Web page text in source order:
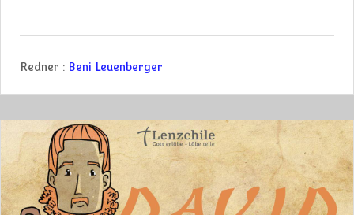
Redner : Beni Leuenberger